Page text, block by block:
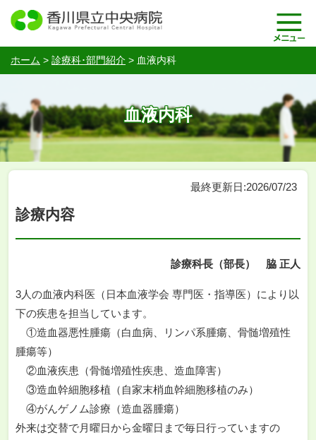
ホーム > 診療科･部門紹介 > 血液内科
血液内科
最終更新日:2026/07/23
診療内容
診療科長（部長） 脇 正人
3人の血液内科医（日本血液学会 専門医・指導医）により以
下の疾患を担当しています。
①造血器悪性腫瘍（白血病、リンパ系腫瘍、骨髄増殖性
腫瘍等）
②血液疾患（骨髄増殖性疾患、造血障害）
③造血幹細胞移植（自家末梢血幹細胞移植のみ）
④がんゲノム診療（造血器腫瘍）
外来は交替で月曜日から金曜日まで毎日行っていますの